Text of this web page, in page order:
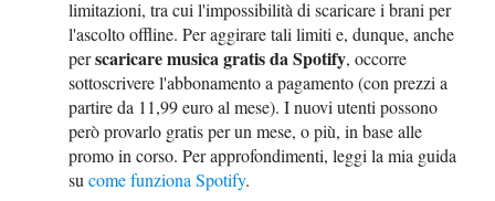
limitazioni, tra cui l'impossibilità di scaricare i brani per
l'ascolto offline. Per aggirare tali limiti e, dunque, anche
perscaricare musica gratis da Spotify, occorre
sottoscrivere l'abbonamento a pagamento (con prezzi a
partire da 11,99 euro al mese). I nuovi utenti possono
però provarlo gratis per un mese, o più, in base alle
promo in corso. Per approfondimenti, leggi la mia guida
sucome funziona Spotify.